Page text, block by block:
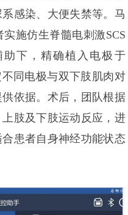
感染、大便失禁等。马
施仿生脊髓电刺激SCS
下，精确植入电极于
同电极与双下肢肌肉对
依据。术后，团队根据
肢及下肢运动反应，进
患者自身神经功能状态